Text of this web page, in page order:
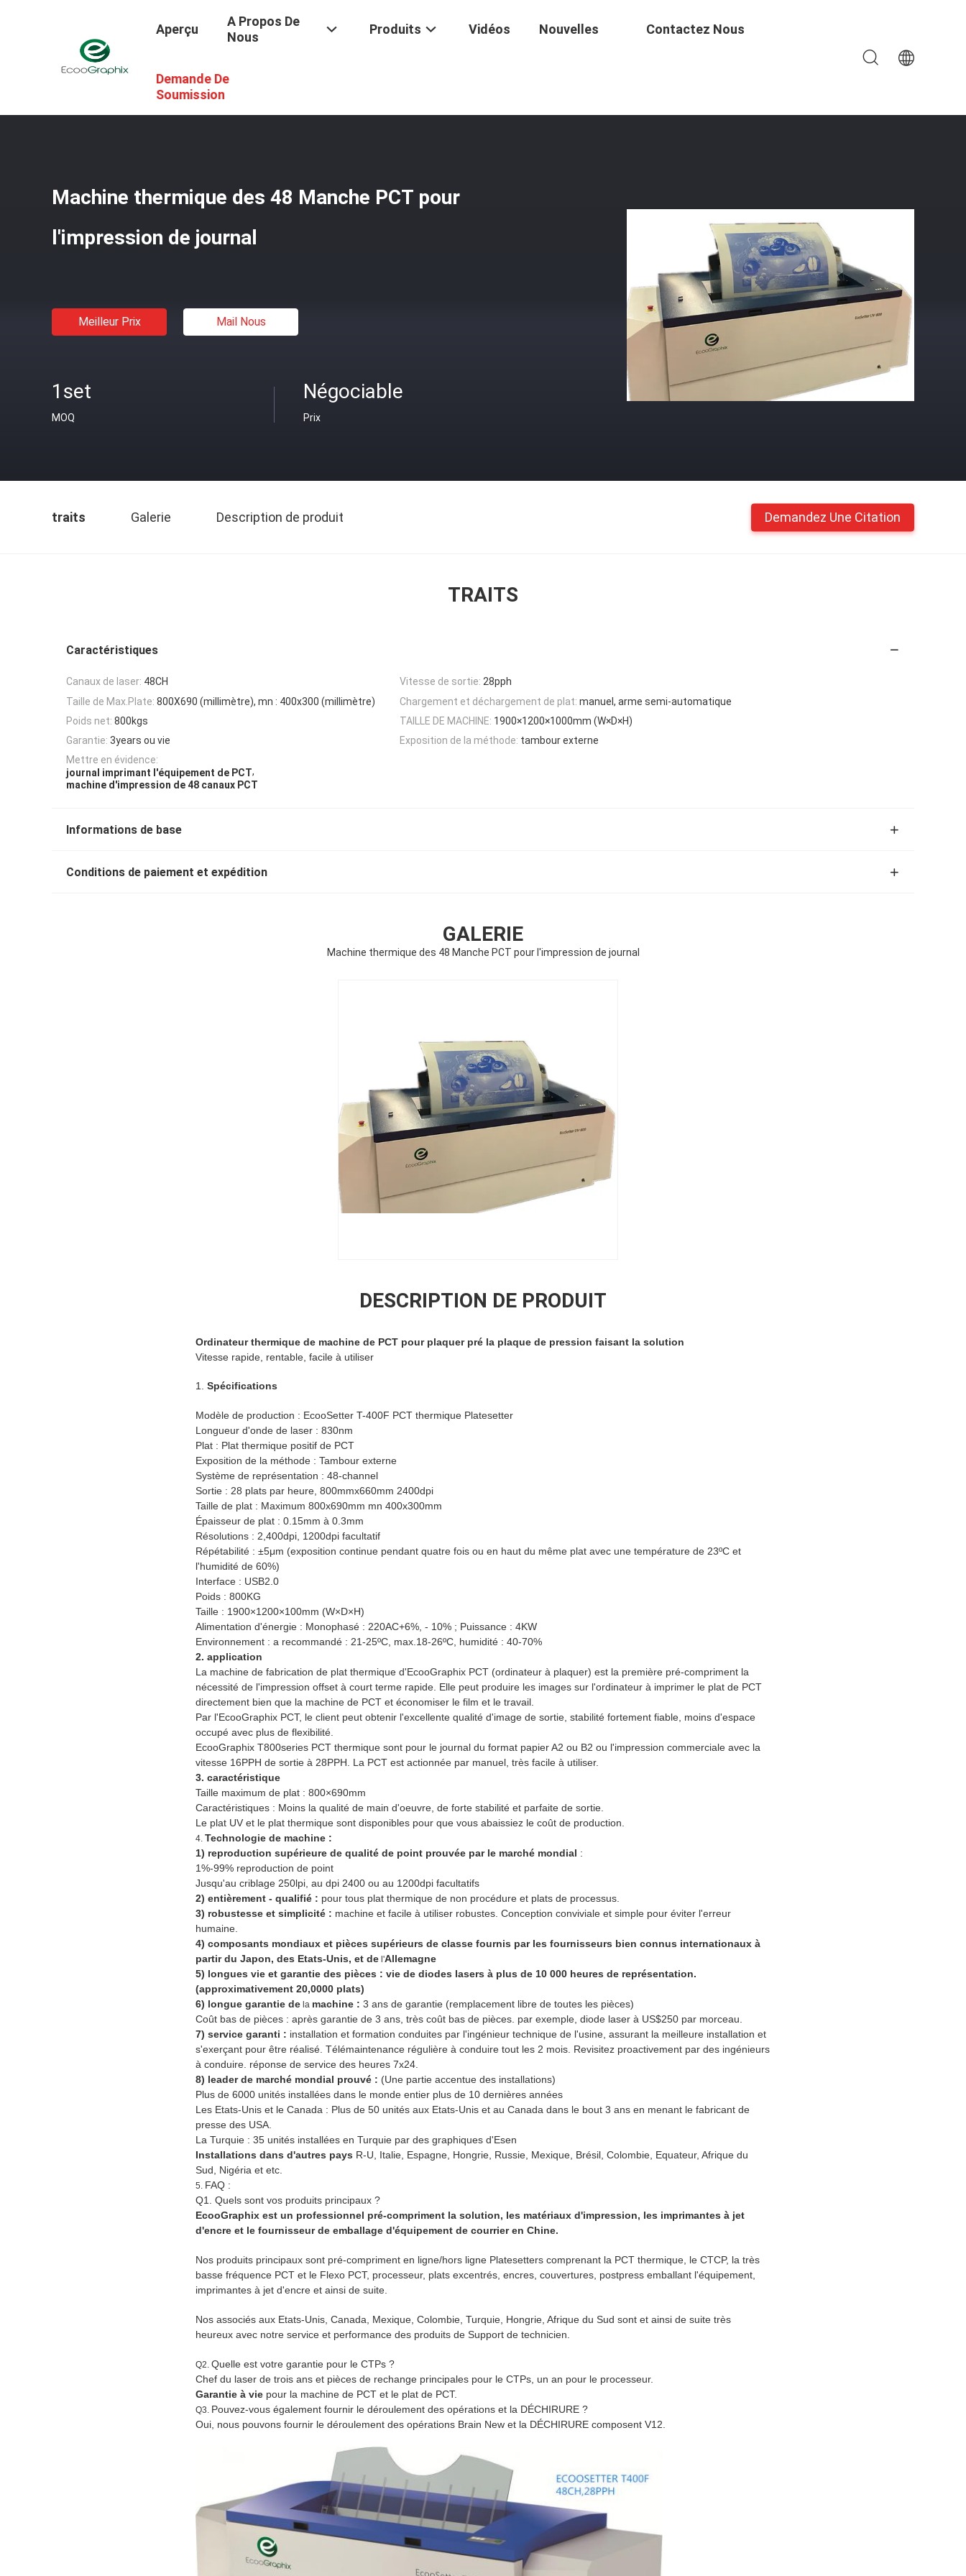
Aperçu
A Propos De
Nous
Produits Vidéos Nouvelles Contactez Nous
Demande De
Soumission
Produits Machine De Plat De PCT
Machine thermique des 48 Manche PCT pour
l'impression de journal
Meilleur Prix Mail Nous
1set
MOQ
Négociable
Prix
traits Galerie Description de produit Demandez Une Citation
TRAITS
Caractéristiques
Canaux de laser: 48CH Vitesse de sortie: 28pph
Taille de Max.Plate: 800X690 (millimètre), mn : 400x300 (millimètre) Chargement et déchargement de plat: manuel, arme semi-automatique
Poids net: 800kgs TAILLE DE MACHINE: 1900×1200×1000mm (W×D×H)
Garantie: 3years ou vie Exposition de la méthode: tambour externe
Mettre en évidence:
journal imprimant l'équipement de PCT,
machine d'impression de 48 canaux PCT
Informations de base
Conditions de paiement et expédition
GALERIE
Machine thermique des 48 Manche PCT pour l'impression de journal
DESCRIPTION DE PRODUIT
Ordinateur thermique de machine de PCT pour plaquer pré la plaque de pression faisant la solution
Vitesse rapide, rentable, facile à utiliser
1. Spécifications
Modèle de production : EcooSetter T-400F PCT thermique Platesetter
Longueur d'onde de laser : 830nm
Plat : Plat thermique positif de PCT
Exposition de la méthode : Tambour externe
Système de représentation : 48-channel
Sortie : 28 plats par heure, 800mmx660mm 2400dpi
Taille de plat : Maximum 800x690mm mn 400x300mm
Épaisseur de plat : 0.15mm à 0.3mm
Résolutions : 2,400dpi, 1200dpi facultatif
Répétabilité : ±5μm (exposition continue pendant quatre fois ou en haut du même plat avec une température de 23ºC et
l'humidité de 60%)
Interface : USB2.0
Poids : 800KG
Taille : 1900×1200×100mm (W×D×H)
Alimentation d'énergie : Monophasé : 220AC+6%, - 10% ; Puissance : 4KW
Environnement : a recommandé : 21-25ºC, max.18-26ºC, humidité : 40-70%
2. application
La machine de fabrication de plat thermique d'EcooGraphix PCT (ordinateur à plaquer) est la première pré-compriment la
nécessité de l'impression offset à court terme rapide. Elle peut produire les images sur l'ordinateur à imprimer le plat de PCT
directement bien que la machine de PCT et économiser le film et le travail.
Par l'EcooGraphix PCT, le client peut obtenir l'excellente qualité d'image de sortie, stabilité fortement fiable, moins d'espace
occupé avec plus de flexibilité.
EcooGraphix T800series PCT thermique sont pour le journal du format papier A2 ou B2 ou l'impression commerciale avec la
vitesse 16PPH de sortie à 28PPH. La PCT est actionnée par manuel, très facile à utiliser.
3. caractéristique
Taille maximum de plat : 800×690mm
Caractéristiques : Moins la qualité de main d'oeuvre, de forte stabilité et parfaite de sortie.
Le plat UV et le plat thermique sont disponibles pour que vous abaissiez le coût de production.
4. Technologie de machine :
1) reproduction supérieure de qualité de point prouvée par le marché mondial :
1%-99% reproduction de point
Jusqu'au criblage 250lpi, au dpi 2400 ou au 1200dpi facultatifs
2) entièrement - qualifié : pour tous plat thermique de non procédure et plats de processus.
3) robustesse et simplicité : machine et facile à utiliser robustes. Conception conviviale et simple pour éviter l'erreur
humaine.
4) composants mondiaux et pièces supérieurs de classe fournis par les fournisseurs bien connus internationaux à
partir du Japon, des Etats-Unis, et de l'Allemagne
5) longues vie et garantie des pièces : vie de diodes lasers à plus de 10 000 heures de représentation.
(approximativement 20,0000 plats)
6) longue garantie de la machine : 3 ans de garantie (remplacement libre de toutes les pièces)
Coût bas de pièces : après garantie de 3 ans, très coût bas de pièces. par exemple, diode laser à US$250 par morceau.
7) service garanti : installation et formation conduites par l'ingénieur technique de l'usine, assurant la meilleure installation et
s'exerçant pour être réalisé. Télémaintenance régulière à conduire tout les 2 mois. Revisitez proactivement par des ingénieurs
à conduire. réponse de service des heures 7x24.
8) leader de marché mondial prouvé : (Une partie accentue des installations)
Plus de 6000 unités installées dans le monde entier plus de 10 dernières années
Les Etats-Unis et le Canada : Plus de 50 unités aux Etats-Unis et au Canada dans le bout 3 ans en menant le fabricant de
presse des USA.
La Turquie : 35 unités installées en Turquie par des graphiques d'Esen
Installations dans d'autres pays R-U, Italie, Espagne, Hongrie, Russie, Mexique, Brésil, Colombie, Equateur, Afrique du
Sud, Nigéria et etc.
5. FAQ :
Q1. Quels sont vos produits principaux ?
EcooGraphix est un professionnel pré-compriment la solution, les matériaux d'impression, les imprimantes à jet
d'encre et le fournisseur de emballage d'équipement de courrier en Chine.
Nos produits principaux sont pré-compriment en ligne/hors ligne Platesetters comprenant la PCT thermique, le CTCP, la très
basse fréquence PCT et le Flexo PCT, processeur, plats excentrés, encres, couvertures, postpress emballant l'équipement,
imprimantes à jet d'encre et ainsi de suite.
Nos associés aux Etats-Unis, Canada, Mexique, Colombie, Turquie, Hongrie, Afrique du Sud sont et ainsi de suite très
heureux avec notre service et performance des produits de Support de technicien.
Q2. Quelle est votre garantie pour le CTPs ?
Chef du laser de trois ans et pièces de rechange principales pour le CTPs, un an pour le processeur.
Garantie à vie pour la machine de PCT et le plat de PCT.
Q3. Pouvez-vous également fournir le déroulement des opérations et la DÉCHIRURE ?
Oui, nous pouvons fournir le déroulement des opérations Brain New et la DÉCHIRURE composent V12.